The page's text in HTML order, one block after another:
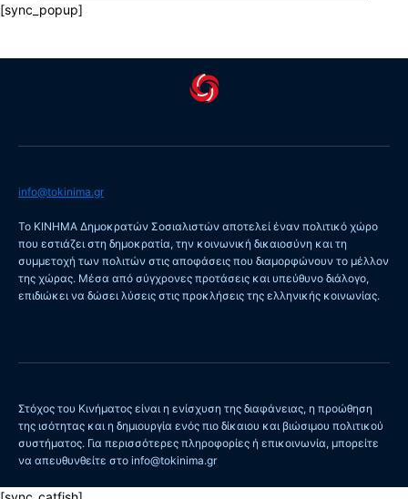
[sync_popup]
info@tokinima.gr
Το ΚΙΝΗΜΑ Δημοκρατών Σοσιαλιστών αποτελεί έναν πολιτικό χώρο
που εστιάζει στη δημοκρατία, την κοινωνική δικαιοσύνη και τη
συμμετοχή των πολιτών στις αποφάσεις που διαμορφώνουν το μέλλον
της χώρας. Μέσα από σύγχρονες προτάσεις και υπεύθυνο διάλογο,
επιδιώκει να δώσει λύσεις στις προκλήσεις της ελληνικής κοινωνίας.
Στόχος του Κινήματος είναι η ενίσχυση της διαφάνειας, η προώθηση
της ισότητας και η δημιουργία ενός πιο δίκαιου και βιώσιμου πολιτικού
συστήματος. Για περισσότερες πληροφορίες ή επικοινωνία, μπορείτε
να απευθυνθείτε στο info@tokinima.gr